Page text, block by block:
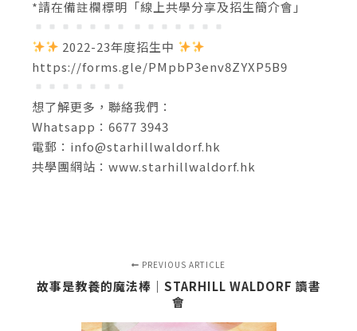
*請在備註欄標明「線上共學分享及招生簡介會」
2022-23年度招生中
https://forms.gle/PMpbP3env8ZYXP5B9
想了解更多，聯絡我們：
Whatsapp：6677 3943
電郵： info@starhillwaldorf.hk
共學團網站：www.starhillwaldorf.hk
PREVIOUS ARTICLE
故事是教養的魔法棒｜STARHILL WALDORF 讀書
會